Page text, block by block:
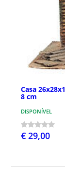
Casa
8 cm
DISPONÍVEL
€ 29,00